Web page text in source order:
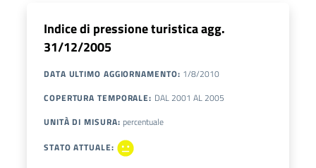
Indice di pressione turistica agg.
31/12/2005
DATA ULTIMO AGGIORNAMENTO: 1/8/2010
COPERTURA TEMPORALE: DAL 2001 AL 2005
UNITÀ DI MISURA: percentuale
STATO ATTUALE: